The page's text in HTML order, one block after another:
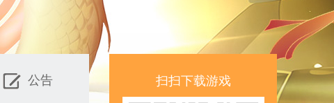
公告 扫扫下载游戏